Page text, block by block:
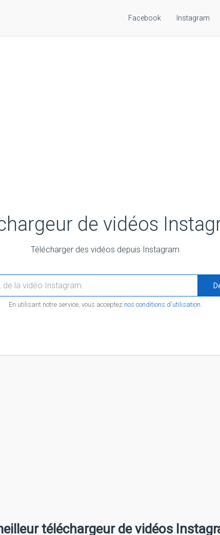
Facebook Instagram
de vidéos
Télécharger des vidéos depuis Instagram
En utilisant notre service, vous acceptez nos conditions d'utilisation.
téléchargeur de vidéos